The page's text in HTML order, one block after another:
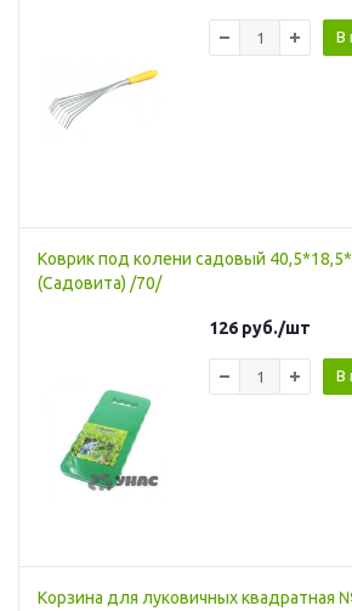
В
Коврик под колени садовый
(Садовита) /70/
126 руб./шт
В
Корзина для луковичных квадратная